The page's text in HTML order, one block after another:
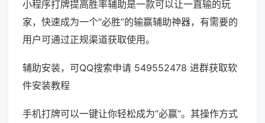
小程序打牌提高胜率辅助是一款可以让一直输的玩
家，快速成为一个“必胜”的输赢辅助神器，有需要的
用户可通过正规渠道获取使用。
辅助安装，可QQ搜索申请 549552478 进群获取软
件安装教程
手机打牌可以一键让你轻松成为“必赢”。其操作方式